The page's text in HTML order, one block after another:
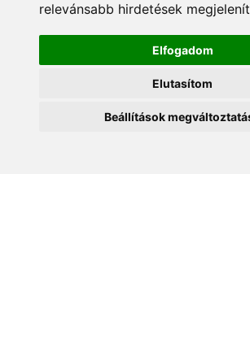
relevánsabb hirdetések
Elfogadom
Elutasítom
Beállítások